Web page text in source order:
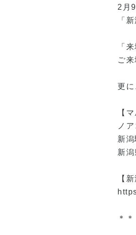
2月
「
「
ご
更
【
ノ
新
新
【
＊